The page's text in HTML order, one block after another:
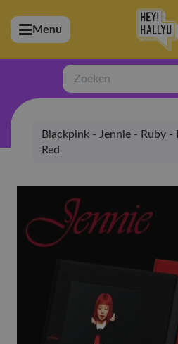
(Artiesten)
(Merchandise)
(Exclusive)
(Winkel)
Menu
Zoeken
Blackpink - Jennie - Ruby
Red